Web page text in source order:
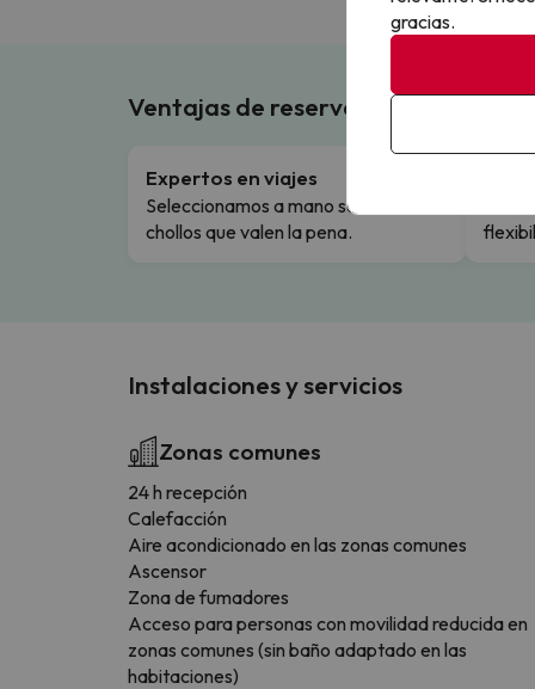
Ventajas de reservar en
Expertos en viajes
Seleccionamos a mano solo los
chollos que valen la pena.
Instalaciones y servicios
Zonas comunes
24 h recepción
Calefacción
Aire acondicionado en las zonas comunes
Ascensor
Zona de fumadores
Acceso para personas con movilidad reducida en
zonas comunes (sin baño adaptado en las
habitaciones)
gracias.